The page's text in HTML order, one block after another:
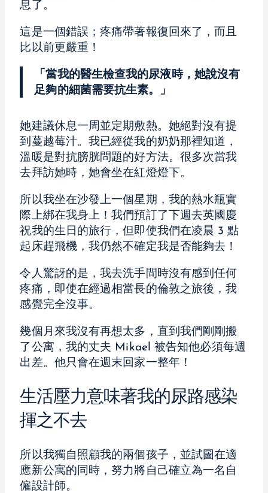
息了。
這是一個錯誤；疼痛帶著報復回來了，而且
比以前更嚴重！
「當我的醫生檢查我的尿液時，她說沒有
足夠的細菌需要抗生素。」
她建議休息一周並定期敷熱。她絕對沒有提
到蔓越莓汁。我已經從我的奶奶那裡知道，
溫暖是對抗膀胱問題的好方法。很多次當我
去拜訪她時，她會坐在紅燈燈下。
所以我坐在沙發上一個星期，我的熱水瓶實
際上綁在我身上！我們預訂了下週去英國慶
祝我的生日的旅行，但即使我們在凌晨 3 點
起床趕飛機，我仍然不確定我是否能夠去！
令人驚訝的是，我去洗手間時沒有感到任何
疼痛，即使在經過相當長的倫敦之旅後，我
感覺完全沒事。
幾個月來我沒有再想太多，直到我們剛剛搬
了公寓，我的丈夫 Mikael 被告知他必須每週
出差。他只會在週末回家一整年！
生活壓力意味著我的尿路感染
揮之不去
所以我獨自照顧我的兩個孩子，並試圖在適
應新公寓的同時，努力將自己確立為一名自
僱設計師。